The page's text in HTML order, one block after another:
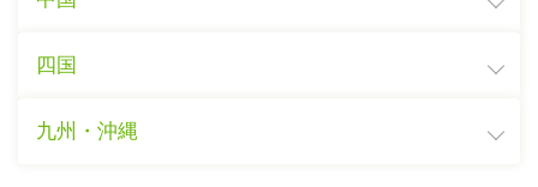
四国
九州・沖縄